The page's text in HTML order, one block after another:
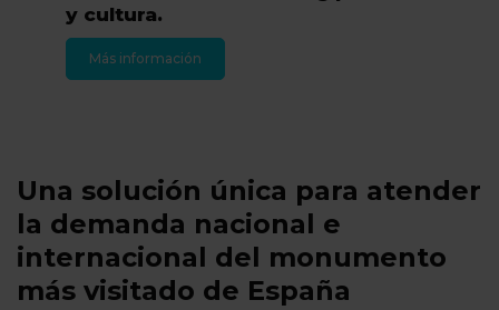
y cultura.
Más información
Una solución única para atender
la demanda nacional e
internacional del monumento
más visitado de España